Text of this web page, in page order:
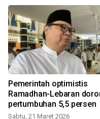
Pemerintah optimistis
Ramadhan-Lebaran
pertumbuhan 5,5 persen
Sabtu, 21 Maret 2026